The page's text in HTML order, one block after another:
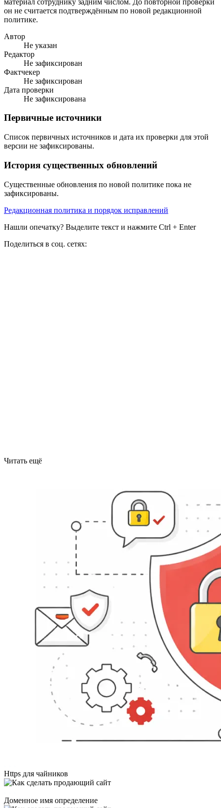
он не считается подтверждённым по новой редакционной
политике.
Автор
Не указан
Редактор
Не зафиксирован
Фактчекер
Не зафиксирован
Дата проверки
Не зафиксирована
Первичные источники
Список первичных источников и дата их проверки для этой
версии не зафиксированы.
История существенных обновлений
Существенные обновления по новой политике пока не
зафиксированы.
Редакционная политика и порядок исправлений
Нашли опечатку? Выделите текст и нажмите Ctrl + Enter
Поделиться в соц. сетях:
Читать ещё
Https для чайников
Доменное имя определение